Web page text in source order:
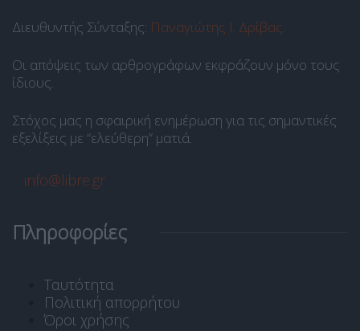
Διευθυντής Σύνταξης: Παναγιώτης Ι. Δρίβας.
Οι απόψεις των αρθρογράφων εκφράζουν μόνο τους
ίδιους.
Στόχος μας η σφαιρική ενημέρωση για τις σημαντικές
εξελίξεις με “ελεύθερη” ματιά.
info@libre.gr
Πληροφορίες
Ταυτότητα
Πολιτική απορρήτου
Όροι χρήσης